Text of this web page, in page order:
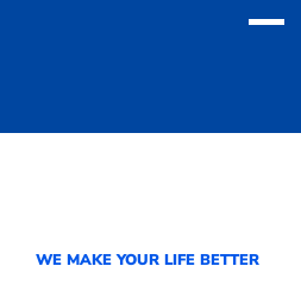
WE MAKE YOUR LIFE BETTER